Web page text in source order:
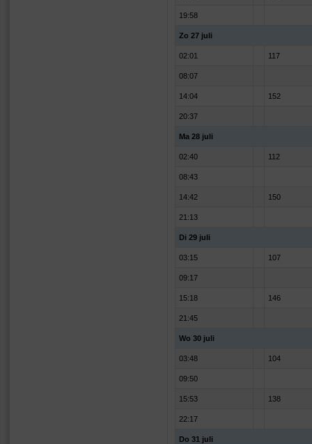
19:58
Zo 27 juli
02:01 117
08:07
14:04 152
20:37
Ma 28 juli
02:40 112
08:43
14:42 150
21:13
Di 29 juli
03:15 107
09:17
15:18 146
21:45
Wo 30 juli
03:48 104
09:50
15:53 138
22:17
Do 31 juli